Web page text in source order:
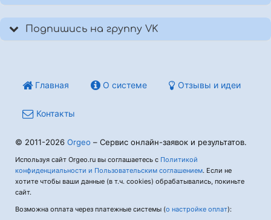
Подпишись на группу VK
Главная О системе Отзывы и идеи
Контакты
© 2011-2026 Orgeo – Сервис онлайн-заявок и результатов.
Используя сайт Orgeo.ru вы соглашаетесь с Политикой
конфиденциальности и Пользовательским соглашением. Если не
хотите чтобы ваши данные (в т.ч. cookies) обрабатывались, покиньте
сайт.
Возможна оплата через платежные системы (о настройке оплат):